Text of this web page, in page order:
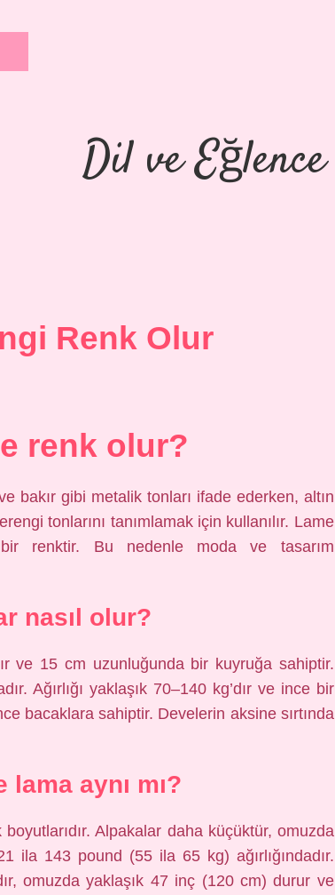
Dil ve Eğlence
Renk Olur
renk olur?
bakır gibi metalik tonları ifade ederken, altın
tonlarını tanımlamak için kullanılır. Lame
renktir. Bu nedenle moda ve tasarım
nasıl olur?
ve 15 cm uzunluğunda bir kuyruğa sahiptir.
Ağırlığı yaklaşık 70–140 kg’dır ve ince bir
bacaklara sahiptir. Develerin aksine sırtında
lama aynı mı?
Alpakalar daha küçüktür, omuzda
ila 143 pound (55 ila 65 kg) ağırlığındadır.
omuzda yaklaşık 47 inç (120 cm) durur ve